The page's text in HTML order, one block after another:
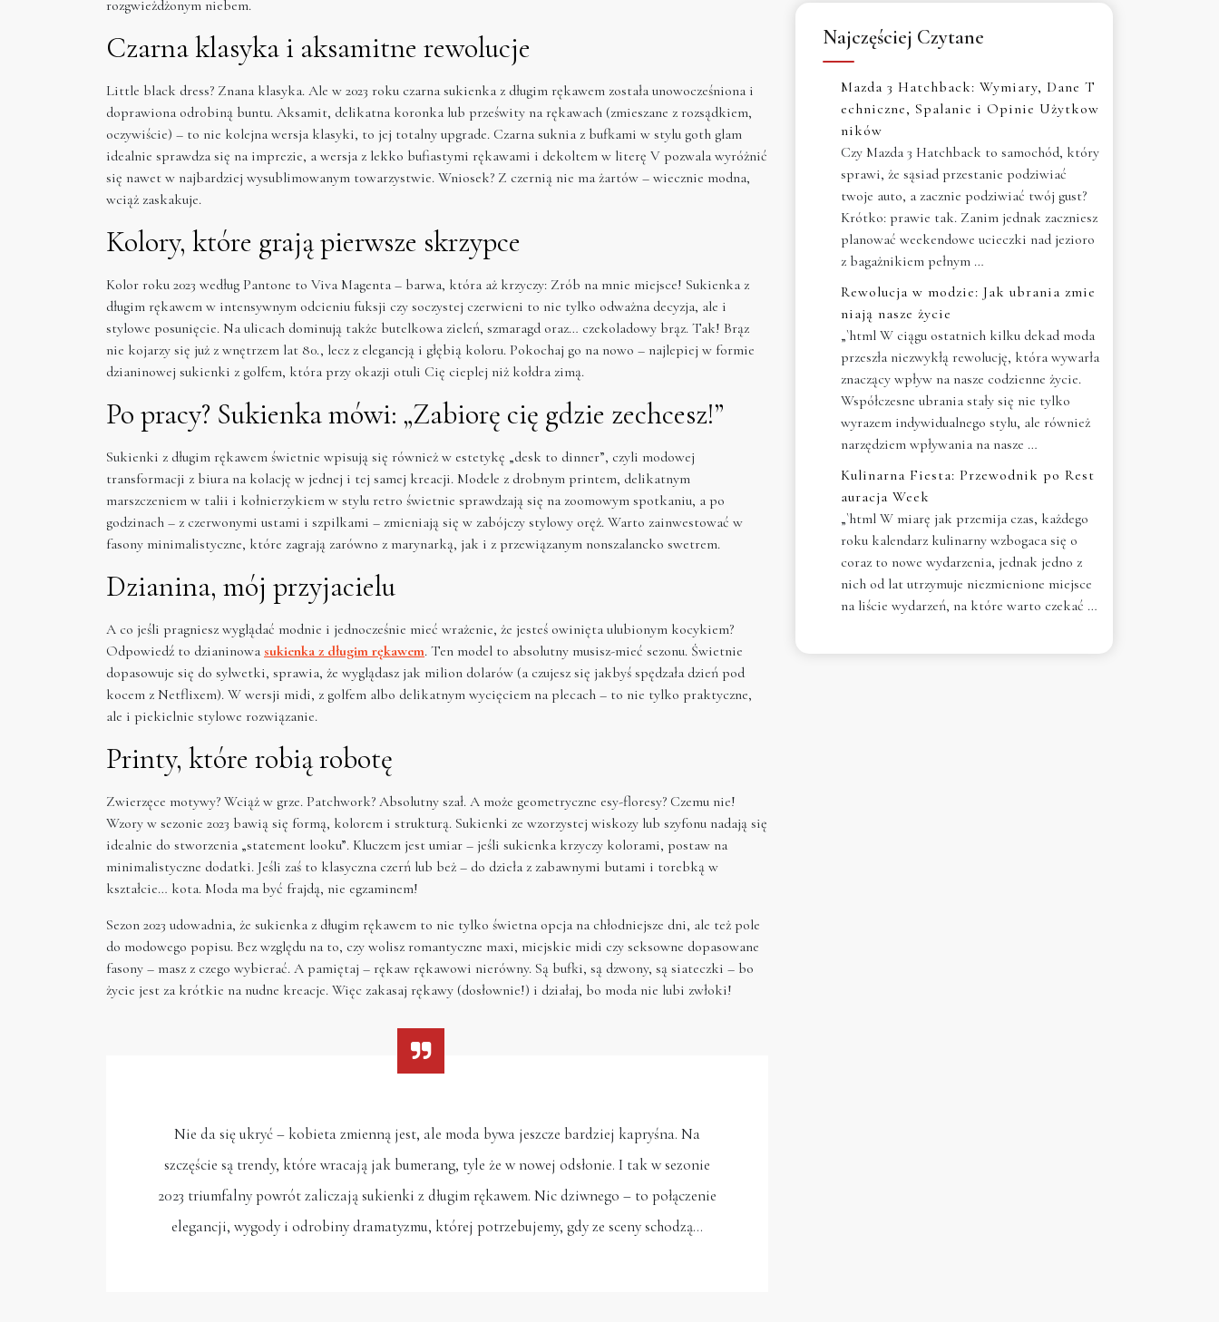
rozgwieżdżonym niebem.
Czarna klasyka i aksamitne rewolucje
Little black dress? Znana klasyka. Ale w 2023 roku czarna sukienka z długim rękawem została unowocześniona i
doprawiona odrobiną buntu. Aksamit, delikatna koronka lub prześwity na rękawach (zmieszane z rozsądkiem,
oczywiście) – to nie kolejna wersja klasyki, to jej totalny upgrade. Czarna suknia z bufkami w stylu goth glam
idealnie sprawdza się na imprezie, a wersja z lekko bufiastymi rękawami i dekoltem w literę V pozwala wyróżnić
się nawet w najbardziej wysublimowanym towarzystwie. Wniosek? Z czernią nie ma żartów – wiecznie modna,
wciąż zaskakuje.
Kolory, które grają pierwsze skrzypce
Kolor roku 2023 według Pantone to Viva Magenta – barwa, która aż krzyczy: Zrób na mnie miejsce! Sukienka z
długim rękawem w intensywnym odcieniu fuksji czy soczystej czerwieni to nie tylko odważna decyzja, ale i
stylowe posunięcie. Na ulicach dominują także butelkowa zieleń, szmaragd oraz… czekoladowy brąz. Tak! Brąz
nie kojarzy się już z wnętrzem lat 80., lecz z elegancją i głębią koloru. Pokochaj go na nowo – najlepiej w formie
dzianinowej sukienki z golfem, która przy okazji otuli Cię cieplej niż kołdra zimą.
Po pracy? Sukienka mówi: „Zabiorę cię gdzie zechcesz!”
Sukienki z długim rękawem świetnie wpisują się również w estetykę „desk to dinner”, czyli modowej
transformacji z biura na kolację w jednej i tej samej kreacji. Modele z drobnym printem, delikatnym
marszczeniem w talii i kołnierzykiem w stylu retro świetnie sprawdzają się na zoomowym spotkaniu, a po
godzinach – z czerwonymi ustami i szpilkami – zmieniają się w zabójczy stylowy oręż. Warto zainwestować w
fasony minimalistyczne, które zagrają zarówno z marynarką, jak i z przewiązanym nonszalancko swetrem.
Dzianina, mój przyjacielu
A co jeśli pragniesz wyglądać modnie i jednocześnie mieć wrażenie, że jesteś owinięta ulubionym kocykiem?
Odpowiedź to dzianinowa sukienka z długim rękawem. Ten model to absolutny musisz-mieć sezonu. Świetnie
dopasowuje się do sylwetki, sprawia, że wyglądasz jak milion dolarów (a czujesz się jakbyś spędzała dzień pod
kocem z Netflixem). W wersji midi, z golfem albo delikatnym wycięciem na plecach – to nie tylko praktyczne,
ale i piekielnie stylowe rozwiązanie.
Printy, które robią robotę
Zwierzęce motywy? Wciąż w grze. Patchwork? Absolutny szał. A może geometryczne esy-floresy? Czemu nie!
Wzory w sezonie 2023 bawią się formą, kolorem i strukturą. Sukienki ze wzorzystej wiskozy lub szyfonu nadają się
idealnie do stworzenia „statement looku”. Kluczem jest umiar – jeśli sukienka krzyczy kolorami, postaw na
minimalistyczne dodatki. Jeśli zaś to klasyczna czerń lub beż – do dzieła z zabawnymi butami i torebką w
kształcie… kota. Moda ma być frajdą, nie egzaminem!
Sezon 2023 udowadnia, że sukienka z długim rękawem to nie tylko świetna opcja na chłodniejsze dni, ale też pole
do modowego popisu. Bez względu na to, czy wolisz romantyczne maxi, miejskie midi czy seksowne dopasowane
fasony – masz z czego wybierać. A pamiętaj – rękaw rękawowi nierówny. Są bufki, są dzwony, są siateczki – bo
życie jest za krótkie na nudne kreacje. Więc zakasaj rękawy (dosłownie!) i działaj, bo moda nie lubi zwłoki!
Nie da się ukryć – kobieta zmienną jest, ale moda bywa jeszcze bardziej kapryśna. Na
szczęście są trendy, które wracają jak bumerang, tyle że w nowej odsłonie. I tak w sezonie
2023 triumfalny powrót zaliczają sukienki z długim rękawem. Nic dziwnego – to połączenie
elegancji, wygody i odrobiny dramatyzmu, której potrzebujemy, gdy ze sceny schodzą…
Najczęściej Czytane
Mazda 3 Hatchback: Wymiary, Dane T
echniczne, Spalanie i Opinie Użytkow
ników
Czy Mazda 3 Hatchback to samochód, który
sprawi, że sąsiad przestanie podziwiać
twoje auto, a zacznie podziwiać twój gust?
Krótko: prawie tak. Zanim jednak zaczniesz
planować weekendowe ucieczki nad jezioro
z bagażnikiem pełnym …
Rewolucja w modzie: Jak ubrania zmie
niają nasze życie
„`html W ciągu ostatnich kilku dekad moda
przeszła niezwykłą rewolucję, która wywarła
znaczący wpływ na nasze codzienne życie.
Współczesne ubrania stały się nie tylko
wyrazem indywidualnego stylu, ale również
narzędziem wpływania na nasze …
Kulinarna Fiesta: Przewodnik po Rest
auracja Week
„`html W miarę jak przemija czas, każdego
roku kalendarz kulinarny wzbogaca się o
coraz to nowe wydarzenia, jednak jedno z
nich od lat utrzymuje niezmienione miejsce
na liście wydarzeń, na które warto czekać …